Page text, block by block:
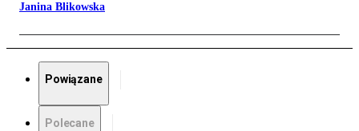
Janina Blikowska
Powiązane
Polecane